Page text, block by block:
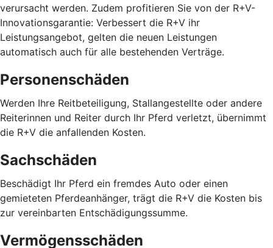
verursacht werden. Zudem profitieren Sie von der R+V-
Innovationsgarantie: Verbessert die R+V ihr
Leistungsangebot, gelten die neuen Leistungen
automatisch auch für alle bestehenden Verträge.
Personenschäden
Werden Ihre Reitbeteiligung, Stallangestellte oder andere
Reiterinnen und Reiter durch Ihr Pferd verletzt, übernimmt
die R+V die anfallenden Kosten.
Sachschäden
Beschädigt Ihr Pferd ein fremdes Auto oder einen
gemieteten Pferdeanhänger, trägt die R+V die Kosten bis
zur vereinbarten Entschädigungssumme.
Vermögensschäden